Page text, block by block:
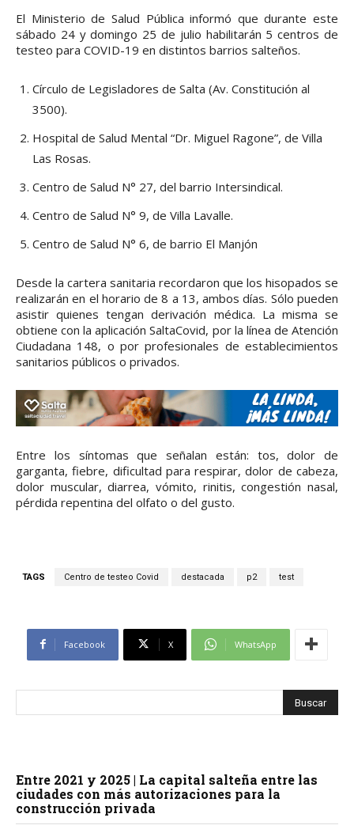
El Ministerio de Salud Pública informó que durante este
sábado 24 y domingo 25 de julio habilitarán 5 centros de
testeo para COVID-19 en distintos barrios salteños.
Círculo de Legisladores de Salta (Av. Constitución al
3500).
Hospital de Salud Mental “Dr. Miguel Ragone”, de Villa
Las Rosas.
Centro de Salud N° 27, del barrio Intersindical.
Centro de Salud N° 9, de Villa Lavalle.
Centro de Salud N° 6, de barrio El Manjón
Desde la cartera sanitaria recordaron que los hisopados se
realizarán en el horario de 8 a 13, ambos días. Sólo pueden
asistir quienes tengan derivación médica. La misma se
obtiene con la aplicación SaltaCovid, por la línea de Atención
Ciudadana 148, o por profesionales de establecimientos
sanitarios públicos o privados.
Entre los síntomas que señalan están: tos, dolor de
garganta, fiebre, dificultad para respirar, dolor de cabeza,
dolor muscular, diarrea, vómito, rinitis, congestión nasal,
pérdida repentina del olfato o del gusto.
TAGS Centro de testeo Covid destacada p2 test
Facebook X WhatsApp
Entre 2021 y 2025 | La capital salteña entre las
ciudades con más autorizaciones para la
construcción privada